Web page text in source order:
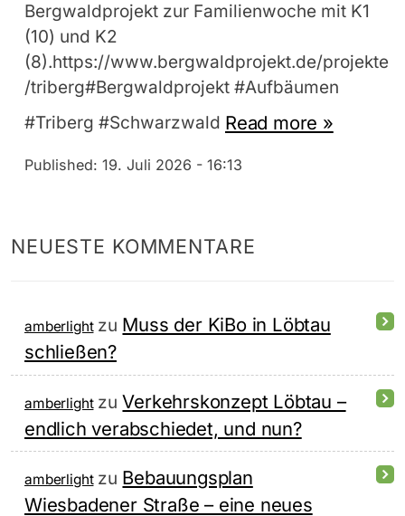
Bergwaldprojekt zur Familienwoche mit K1
(10) und K2
(8).https://www.bergwaldprojekt.de/projekte
/triberg#Bergwaldprojekt #Aufbäumen
#Triberg #Schwarzwald Read more »
Published: 19. Juli 2026 - 16:13
NEUESTE KOMMENTARE
amberlightzu Muss der KiBo in Löbtau
schließen?
amberlightzuVerkehrskonzept Löbtau –
endlich verabschiedet, und nun?
amberlightzu Bebauungsplan
Wiesbadener Straße – eine neues